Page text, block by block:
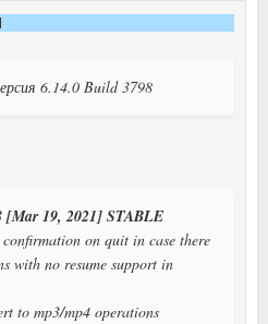
6.14.0 Build 3798
[Mar 19, 2021] STABLE
on quit in case there
with no resume support in
to mp3/mp4 operations